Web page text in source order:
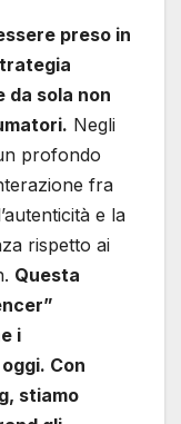
preso in
da sola non
Negli
profondo
fra
e la
rispetto ai
Questa
i
Con
stiamo